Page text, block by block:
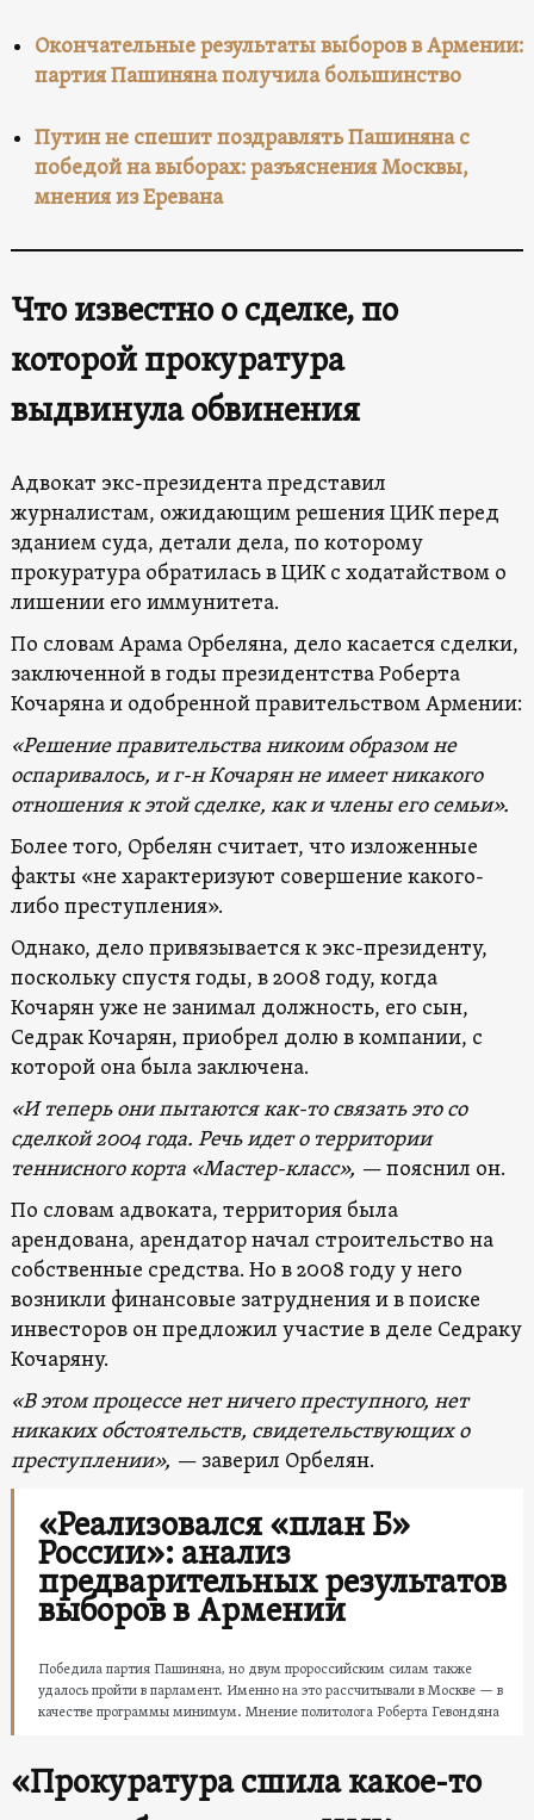
Окончательные результаты выборов в Армении:
партия Пашиняна получила большинство
Путин не спешит поздравлять Пашиняна с
победой на выборах: разъяснения Москвы,
мнения из Еревана
Что известно о сделке, по
которой прокуратура
выдвинула обвинения
Адвокат экс-президента представил
журналистам, ожидающим решения ЦИК перед
зданием суда, детали дела, по которому
прокуратура обратилась в ЦИК с ходатайством о
лишении его иммунитета.
По словам Арама Орбеляна, дело касается сделки,
заключенной в годы президентства Роберта
Кочаряна и одобренной правительством Армении:
«Решение правительства никоим образом не
оспаривалось, и г-н Кочарян не имеет никакого
отношения к этой сделке, как и члены его семьи».
Более того, Орбелян считает, что изложенные
факты «не характеризуют совершение какого-
либо преступления».
Однако, дело привязывается к экс-президенту,
поскольку спустя годы, в 2008 году, когда
Кочарян уже не занимал должность, его сын,
Седрак Кочарян, приобрел долю в компании, с
которой она была заключена.
«И теперь они пытаются как-то связать это со
сделкой 2004 года. Речь идет о территории
теннисного корта «Мастер-класс», —пояснил он.
По словам адвоката, территория была
арендована, арендатор начал строительство на
собственные средства. Но в 2008 году у него
возникли финансовые затруднения и в поиске
инвесторов он предложил участие в деле Седраку
Кочаряну.
«В этом процессе нет ничего преступного, нет
никаких обстоятельств, свидетельствующих о
преступлении», —заверил Орбелян.
«Реализовался «план Б»
России»: анализ
предварительных результатов
выборов в Армении
Победила партия Пашиняна, но двум пророссийским силам также
удалось пройти в парламент. Именно на это рассчитывали в Москве — в
качестве программы минимум. Мнение политолога Роберта Гевондяна
«Прокуратура сшила какое-то